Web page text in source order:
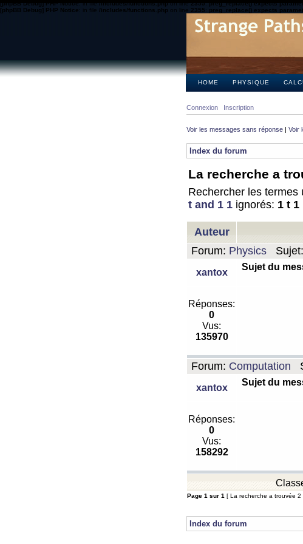
[phpBB Debug] PHP Notice: in file/includes/functions.phpon line2355:preg_replace() expects
[phpBB Debug] PHP Notice: in file /includes/functions.php on line 2355: preg_replace() expects
HOME PHYSIQUE
Connexion Inscription
Voir les messages sans réponse | Voir
Index du forum
La recherche a
Rechercher les termes
t and 1 1 ignorés: 1 t 1
Auteur
Forum: Physics Sujet:
xantox
Sujet du
Réponses:
0
Vus:
135970
Forum: Computation
xantox
Sujet du
Réponses:
0
Vus:
158292
Page 1 sur 1 [ La recherche a trouvée 2
Index du forum